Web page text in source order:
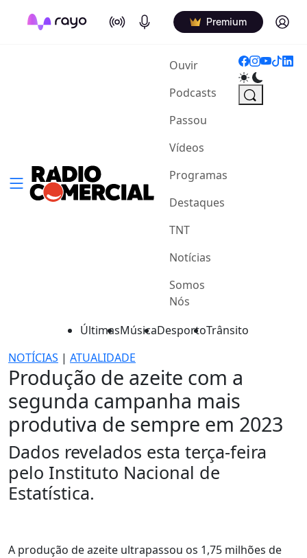
On Air Podcasts Premium Log in
Ouvir(current)
Podcasts
Passou
Vídeos
Programas
Destaques
TNT
Notícias
Somos
Nós
ÚltimasMúsicaDesportoTrânsito
NOTÍCIAS | ATUALIDADE
Produção de azeite com a
segunda campanha mais
produtiva de sempre em 2023
Dados revelados esta terça-feira
pelo Instituto Nacional de
Estatística.
A produção de azeite ultrapassou os 1,75 milhões de